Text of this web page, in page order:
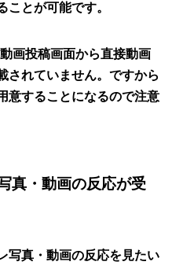
ことが可能です。
画投稿画面から直接動画
されていません。ですから
意することになるので注意
真・動画の反応が受
写真・動画の反応を見たい